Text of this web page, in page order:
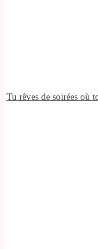
Tu rêves de soirées où